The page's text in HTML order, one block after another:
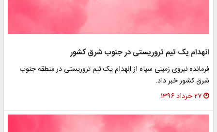
انهدام یک تیم تروریستی در جنوب شرق کشور
فرمانده نیروی زمینی سپاه از انهدام یک تیم تروریستی در منطقه جنوب
شرق کشور خبر داد.
۲۷ خرداد ۱۳۹۶